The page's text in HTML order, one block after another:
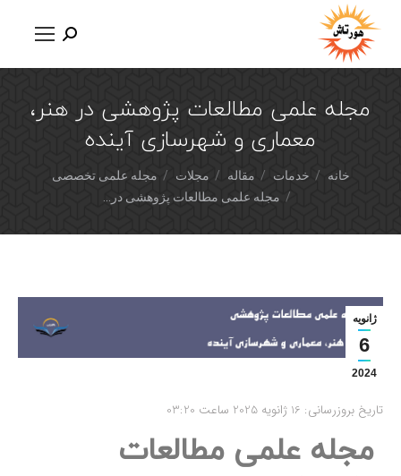
مجله علمی مطالعات پژوهشی در هنر،
معماری و شهرسازی آینده
شما اینجا هستید:
خانه خدمات مقاله مجلات
مجله علمی تخصصی
مجله علمی مطالعات پژوهشی در…
ژانویه
6
2024
تاریخ بروزرسانی: 16 ژانویه 2025 ساعت 03:20
مجله علمی مطالعات